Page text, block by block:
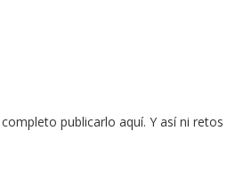
publicarlo aquí. Y así ni retos